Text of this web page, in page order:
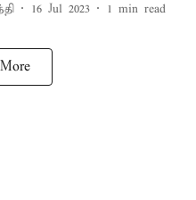
16 Jul 2023 1 min read